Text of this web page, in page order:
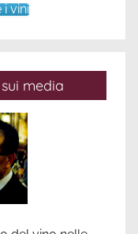
i vini
media